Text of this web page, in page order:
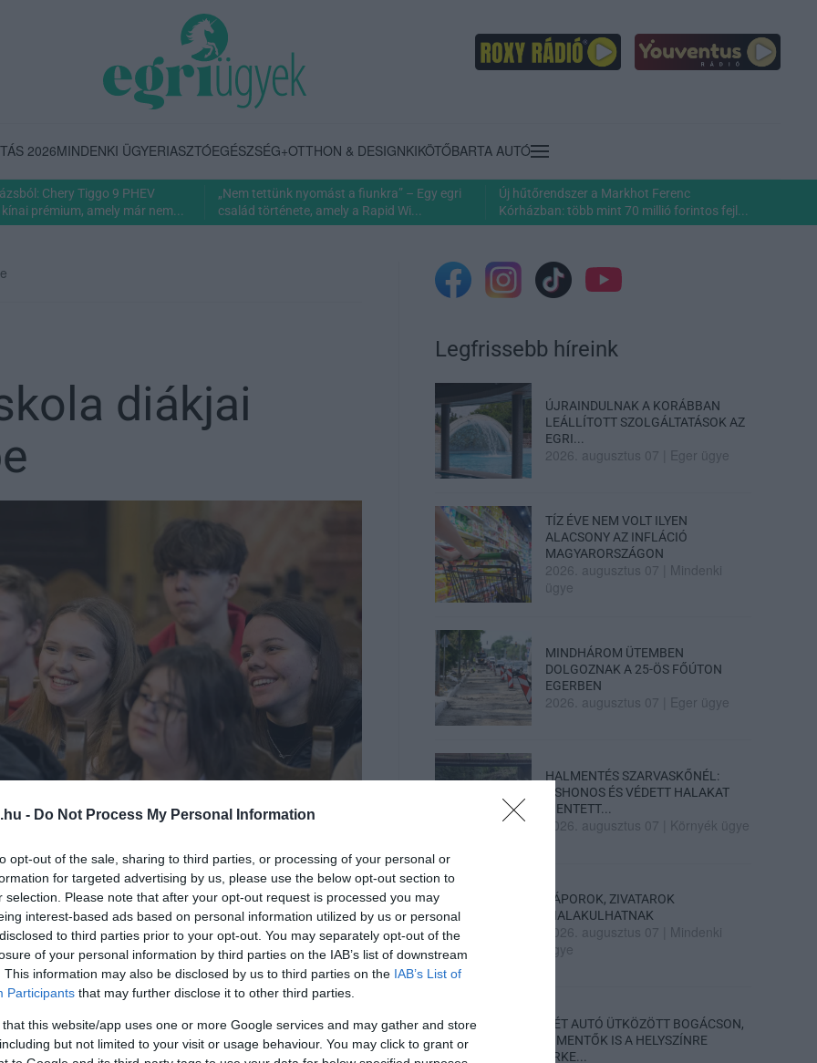
- Do Not Process My Personal Information
opt-out of the sale, sharing to third parties, or processing of your personal or
for targeted advertising by us, please use the below opt-out section to
selection. Please note that after your opt-out request is processed you may
interest-based ads based on personal information utilized by us or personal
to third parties prior to your opt-out. You may separately opt-out of the
of your personal information by third parties on the IAB’s list of downstream
This information may also be disclosed by us to third parties on the IAB’s List of
Participants that may further disclose it to other third parties.
that this website/app uses one or more Google services and may gather and store
but not limited to your visit or usage behaviour. You may click to grant or
2026MINDENKI ÜGYERIASZTÓEGÉSZSÉG+OTTHON & DESIGNKIKÖTŐBARTA AUTÓ
Chery Tiggo 9 PHEV
prémium, amely már nem...
„Nem tettünk nyomást a fiunkra” – Egy egri
család története, amely a Rapid Wi...
Új hűtőrendszer a Markhot Ferenc
Kórházban: több mint 70 millió forintos fejl...
diákjai
vendégei voltak a przemyśli
diákjai és tanárai – számolt be az egri
Legfrissebb híreink
ÚJRAINDULNAK A KORÁBBAN
LEÁLLÍTOTT SZOLGÁLTATÁSOK AZ
EGRI...
2026. augusztus 07 Eger ügye
TÍZ ÉVE NEM VOLT ILYEN
ALACSONY AZ INFLÁCIÓ
MAGYARORSZÁGON
2026. augusztus 07
Mindenki
ügye
MINDHÁROM ÜTEMBEN
DOLGOZNAK A 25-ÖS FŐÚTON
EGERBEN
2026. augusztus 07 Eger ügye
HALMENTÉS SZARVASKŐNÉL:
ŐSHONOS ÉS VÉDETT HALAKAT
MENTETT...
2026. augusztus 07 Környék ügye
ZÁPOROK, ZIVATAROK
KIALAKULHATNAK
2026. augusztus 07
Mindenki
ügye
KÉT AUTÓ ÜTKÖZÖTT BOGÁCSON,
A MENTŐK IS A HELYSZÍNRE
ÉRKE...